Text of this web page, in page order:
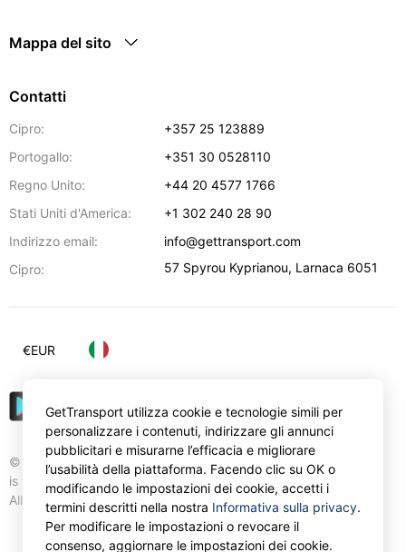
Mappa del sito
Contatti
Cipro:
+357 25 123889
Portogallo:
+351 30 0528110
Regno Unito:
+44 20 4577 1766
Stati Uniti d'America:
+1 302 240 28 90
Indirizzo email:
info@gettransport.com
Cipro:
57 Spyrou Kyprianou, Larnaca 6051
© Gettransport International Limited. GetTransport®
is trademark of Gettransport International Limited.
All rights reserved.
€EUR
GetTransport utilizza cookie e tecnologie simili per
personalizzare i contenuti, indirizzare gli annunci
pubblicitari e misurarne l’efficacia e migliorare
l’usabilità della piattaforma. Facendo clic su OK o
modificando le impostazioni dei cookie, accetti i
termini descritti nella nostra Informativa sulla privacy.
Per modificare le impostazioni o revocare il
consenso, aggiornare le impostazioni dei cookie.